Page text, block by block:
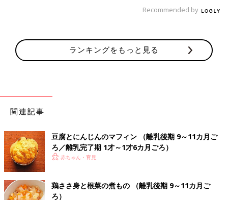
方・レシピ 離乳食中期 7～8ヶ月ごろ
7,8ヶ月ごろから使える、魚、肉、豆腐などタ
ンパク質を含む食材を使った、体をつくるタン
パク質のレシピをご紹介。鶏肉の野菜あん
レシピ 離乳食中期 7～8ヶ月ごろ【動
Recommended by
ランキングをもっと見る
関連記事
豆腐とにんじんのマフィン （離乳後期 9～11カ月ご
ろ／離乳完了期 1才～1才6カ月ごろ）
赤ちゃん・育児
鶏ささ身と根菜の煮もの （離乳後期 9～11カ月ご
ろ）